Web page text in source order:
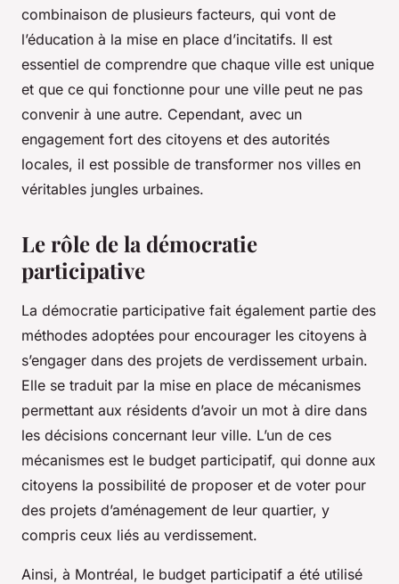
combinaison de plusieurs facteurs, qui vont de
l’éducation à la mise en place d’incitatifs. Il est
essentiel de comprendre que chaque ville est unique
et que ce qui fonctionne pour une ville peut ne pas
convenir à une autre. Cependant, avec un
engagement fort des citoyens et des autorités
locales, il est possible de transformer nos villes en
véritables jungles urbaines.
Le rôle de la démocratie
participative
La démocratie participative fait également partie des
méthodes adoptées pour encourager les citoyens à
s’engager dans des projets de verdissement urbain.
Elle se traduit par la mise en place de mécanismes
permettant aux résidents d’avoir un mot à dire dans
les décisions concernant leur ville. L’un de ces
mécanismes est le budget participatif, qui donne aux
citoyens la possibilité de proposer et de voter pour
des projets d’aménagement de leur quartier, y
compris ceux liés au verdissement.
Ainsi, à Montréal, le budget participatif a été utilisé